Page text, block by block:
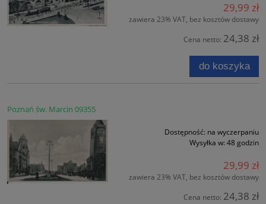
29,99 zł
zawiera 23% VAT, bez kosztów dostawy
Cena netto: 24,38 zł
do koszyka
Poznań św. Marcin 09355
Dostępność: na wyczerpaniu
Wysyłka w: 48 godzin
29,99 zł
zawiera 23% VAT, bez kosztów dostawy
Cena netto: 24,38 zł